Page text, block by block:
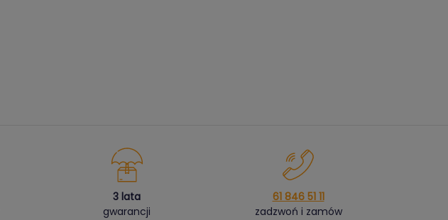
3 lata
gwarancji
61 846 51 11
zadzwoń i zamów